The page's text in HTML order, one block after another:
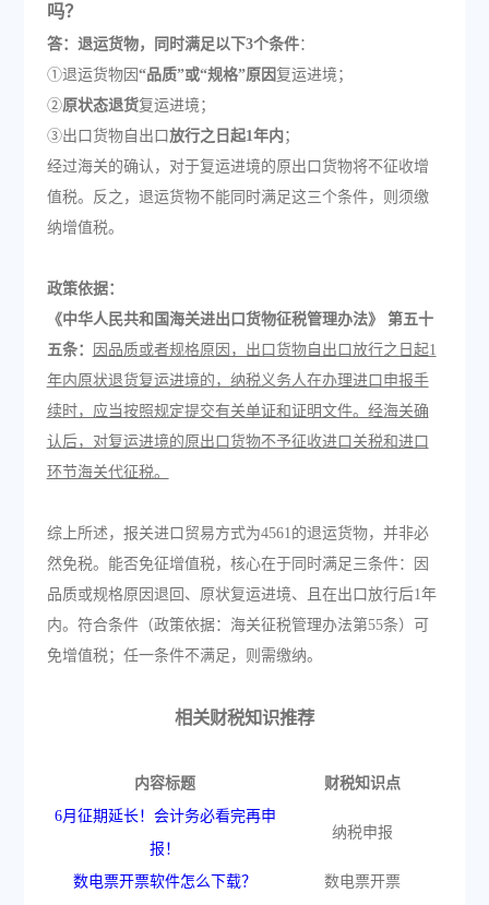
吗？
答：退运货物，同时满足以下3个条件：
①退运货物因 “品质”或“规格”原因 复运进境；
②原状态退货复运进境；
③出口货物自出口 放行之日起1年内 ；
经过海关的确认，对于复运进境的原出口货物将不征收增
值税。反之，退运货物不能同时满足这三个条件，则须缴
纳增值税。
政策依据：
《中华人民共和国海关进出口货物征税管理办法》 第五十
五条：
因品质或者规格原因，出口货物自出口放行之日起1
年内原状退货复运进境的，纳税义务人在办理进口申报手
续时，应当按照规定提交有关单证和证明文件。经海关确
认后，对复运进境的原出口货物不予征收进口关税和进口
环节海关代征税。
综上所述，报关进口贸易方式为4561的退运货物，并非必
然免税。能否免征增值税，核心在于同时满足三条件：因
品质或规格原因退回、原状复运进境、且在出口放行后1年
内。符合条件（政策依据：海关征税管理办法第55条）可
免增值税；任一条件不满足，则需缴纳。
相关财税知识推荐
内容标题
财税知识点
6月征期延长！会计务必看完再申
报！
纳税申报
数电票开票软件怎么下载？
数电票开票